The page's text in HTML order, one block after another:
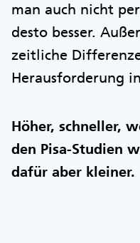
man auch nicht
desto besser.
zeitliche
Herausforderung
Höher, schneller,
den Pisa-Studien
dafür aber kleiner.